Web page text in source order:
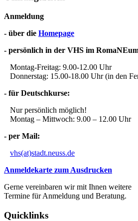
Anmeldung
- über die Homepage
- persönlich in der VHS im
Montag-Freitag: 9.00-12.00 Uhr
Donnerstag: 15.00-18.00 Uhr (in den
- für Deutschkurse:
Nur persönlich möglich!
Montag – Mittwoch: 9.00 – 12.00 Uhr
- per Mail:
vhs(at)stadt.neuss.de
Anmeldekarte zum Ausdrucken
Gerne vereinbaren wir mit Ihnen weitere
Termine für Anmeldung und Beratung.
Quicklinks